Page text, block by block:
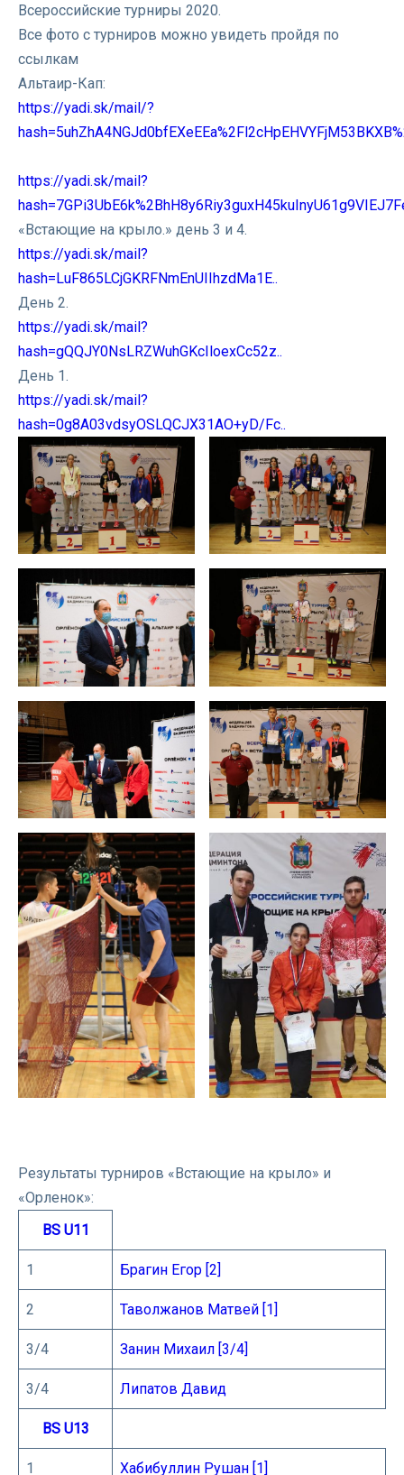
Всероссийские турниры 2020.
Все фото с турниров можно увидеть пройдя по
ссылкам
Альтаир-Кап:
https://yadi.sk/mail/?
https://yadi.sk/mail?
«Встающие на крыло.» день 3 и 4.
https://yadi.sk/mail?
hash=LuF865LCjGKRFNmEnUIIhzdMa1E..
День 2.
https://yadi.sk/mail?
hash=gQQJY0NsLRZWuhGKcIloexCc52z..
День 1.
https://yadi.sk/mail?
hash=0g8A03vdsyOSLQCJX31AO+yD/Fc..
Результаты турниров «Встающие на крыло» и
«Орленок»:
BS U11
1 Брагин Егор [2]
2 Таволжанов Матвей [1]
3/4 Занин Михаил [3/4]
3/4 Липатов Давид
BS U13
1 Хабибуллин Рушан [1]